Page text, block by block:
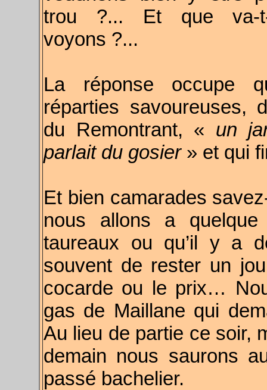
trou ?... Et que va-t-
voyons ?...
La réponse occupe
réparties savoureuses,
du Remontrant, « un
parlait du gosier» et qui
Et bien camarades
nous allons a
taureaux ou qu’il y a
souvent de rester un
cocarde ou le prix…
gas de Maillane qui
Au lieu de partie ce soir,
demain nous saurons
passé bachelier.